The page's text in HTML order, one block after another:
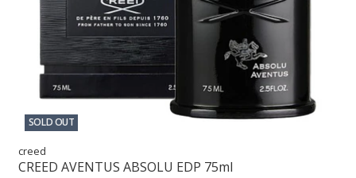
SOLD OUT
creed
CREED AVENTUS ABSOLU EDP 75ml